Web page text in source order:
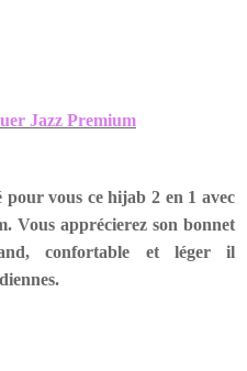
Jazz Premium
vous ce hijab 2 en 1 avec
Vous apprécierez son bonnet
confortable et léger il